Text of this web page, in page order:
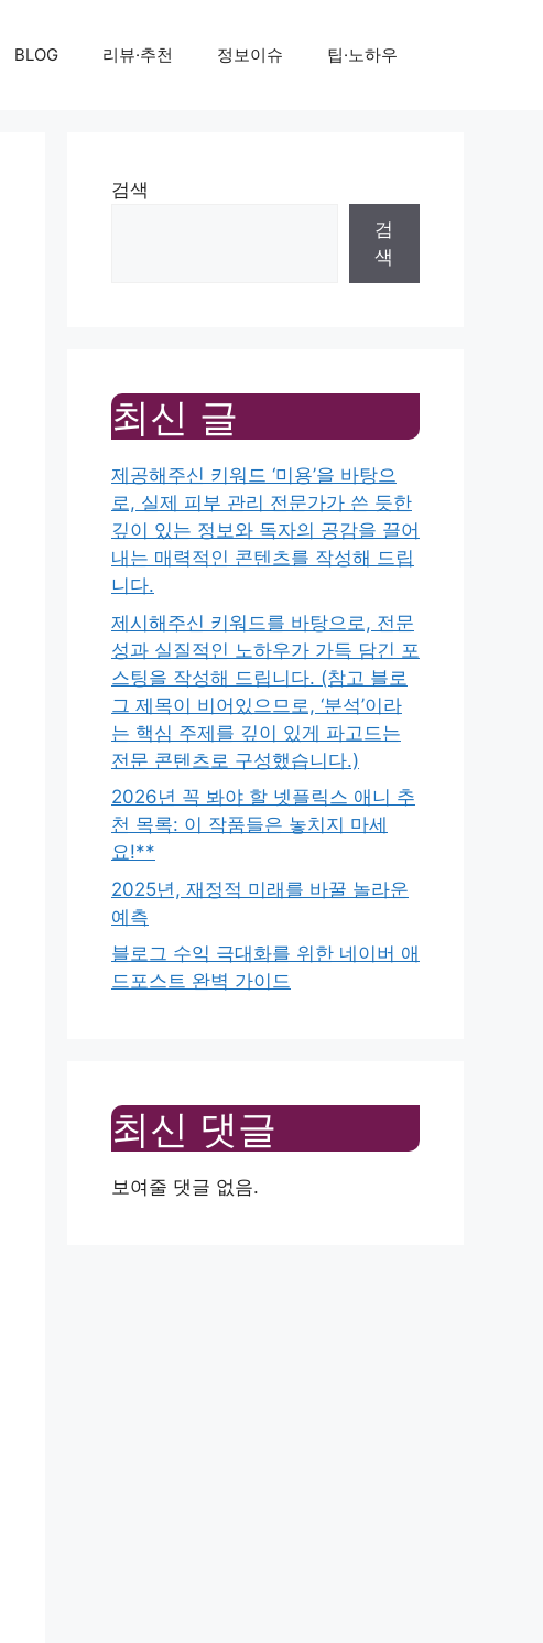
BLOG 리뷰·추천 정보이슈 팁·노하우
검색
검
색
최신 글
제공해주신 키워드 ‘미용’을 바탕으
로, 실제 피부 관리 전문가가 쓴 듯한
깊이 있는 정보와 독자의 공감을 끌어
내는 매력적인 콘텐츠를 작성해 드립
니다.
제시해주신 키워드를 바탕으로, 전문
성과 실질적인 노하우가 가득 담긴 포
스팅을 작성해 드립니다. (참고 블로
그 제목이 비어있으므로, ‘분석’이라
는 핵심 주제를 깊이 있게 파고드는
전문 콘텐츠로 구성했습니다.)
2026년 꼭 봐야 할 넷플릭스 애니 추
천 목록: 이 작품들은 놓치지 마세
요!**
2025년, 재정적 미래를 바꿀 놀라운
예측
블로그 수익 극대화를 위한 네이버 애
드포스트 완벽 가이드
최신 댓글
보여줄 댓글 없음.